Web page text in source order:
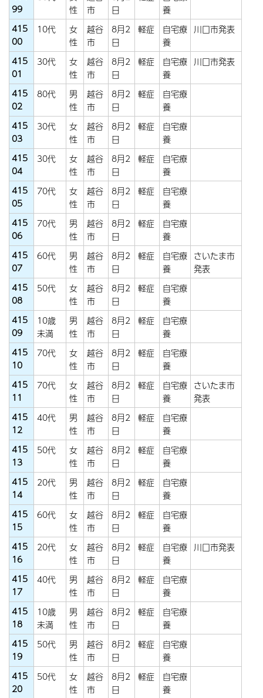
99
性
市
日
養
415
00
10代
女
性
越谷
市
8月2
日
軽症
自宅療
養
川口市発表
415
01
30代
女
性
越谷
市
8月2
日
軽症
自宅療
養
川口市発表
415
02
80代
男
性
越谷
市
8月2
日
軽症
自宅療
養
415
03
30代
女
性
越谷
市
8月2
日
軽症
自宅療
養
415
04
30代
女
性
越谷
市
8月2
日
軽症
自宅療
養
415
05
70代
女
性
越谷
市
8月2
日
軽症
自宅療
養
415
06
70代
男
性
越谷
市
8月2
日
軽症
自宅療
養
415
07
60代
男
性
越谷
市
8月2
日
軽症
自宅療
養
さいたま市
発表
415
08
50代
女
性
越谷
市
8月2
日
軽症
自宅療
養
415
09
10歳
未満
男
性
越谷
市
8月2
日
軽症
自宅療
養
415
10
70代
女
性
越谷
市
8月2
日
軽症
自宅療
養
415
11
70代
女
性
越谷
市
8月2
日
軽症
自宅療
養
さいたま市
発表
415
12
40代
男
性
越谷
市
8月2
日
軽症
自宅療
養
415
13
50代
女
性
越谷
市
8月2
日
軽症
自宅療
養
415
14
20代
男
性
越谷
市
8月2
日
軽症
自宅療
養
415
15
60代
女
性
越谷
市
8月2
日
軽症
自宅療
養
415
16
20代
女
性
越谷
市
8月2
日
軽症
自宅療
養
川口市発表
415
17
40代
男
性
越谷
市
8月2
日
軽症
自宅療
養
415
18
10歳
未満
男
性
越谷
市
8月2
日
軽症
自宅療
養
415
19
50代
男
性
越谷
市
8月2
日
軽症
自宅療
養
415
20
50代
女
性
越谷
市
8月2
日
軽症
自宅療
養